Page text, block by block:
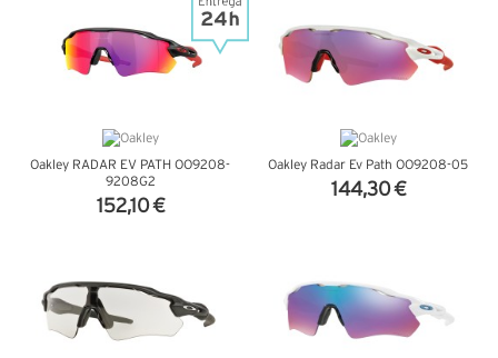
Oakley RADAR EV PATH OO9208-
9208G2
152,10 €
Oakley Radar Ev Path OO9208-05
144,30 €